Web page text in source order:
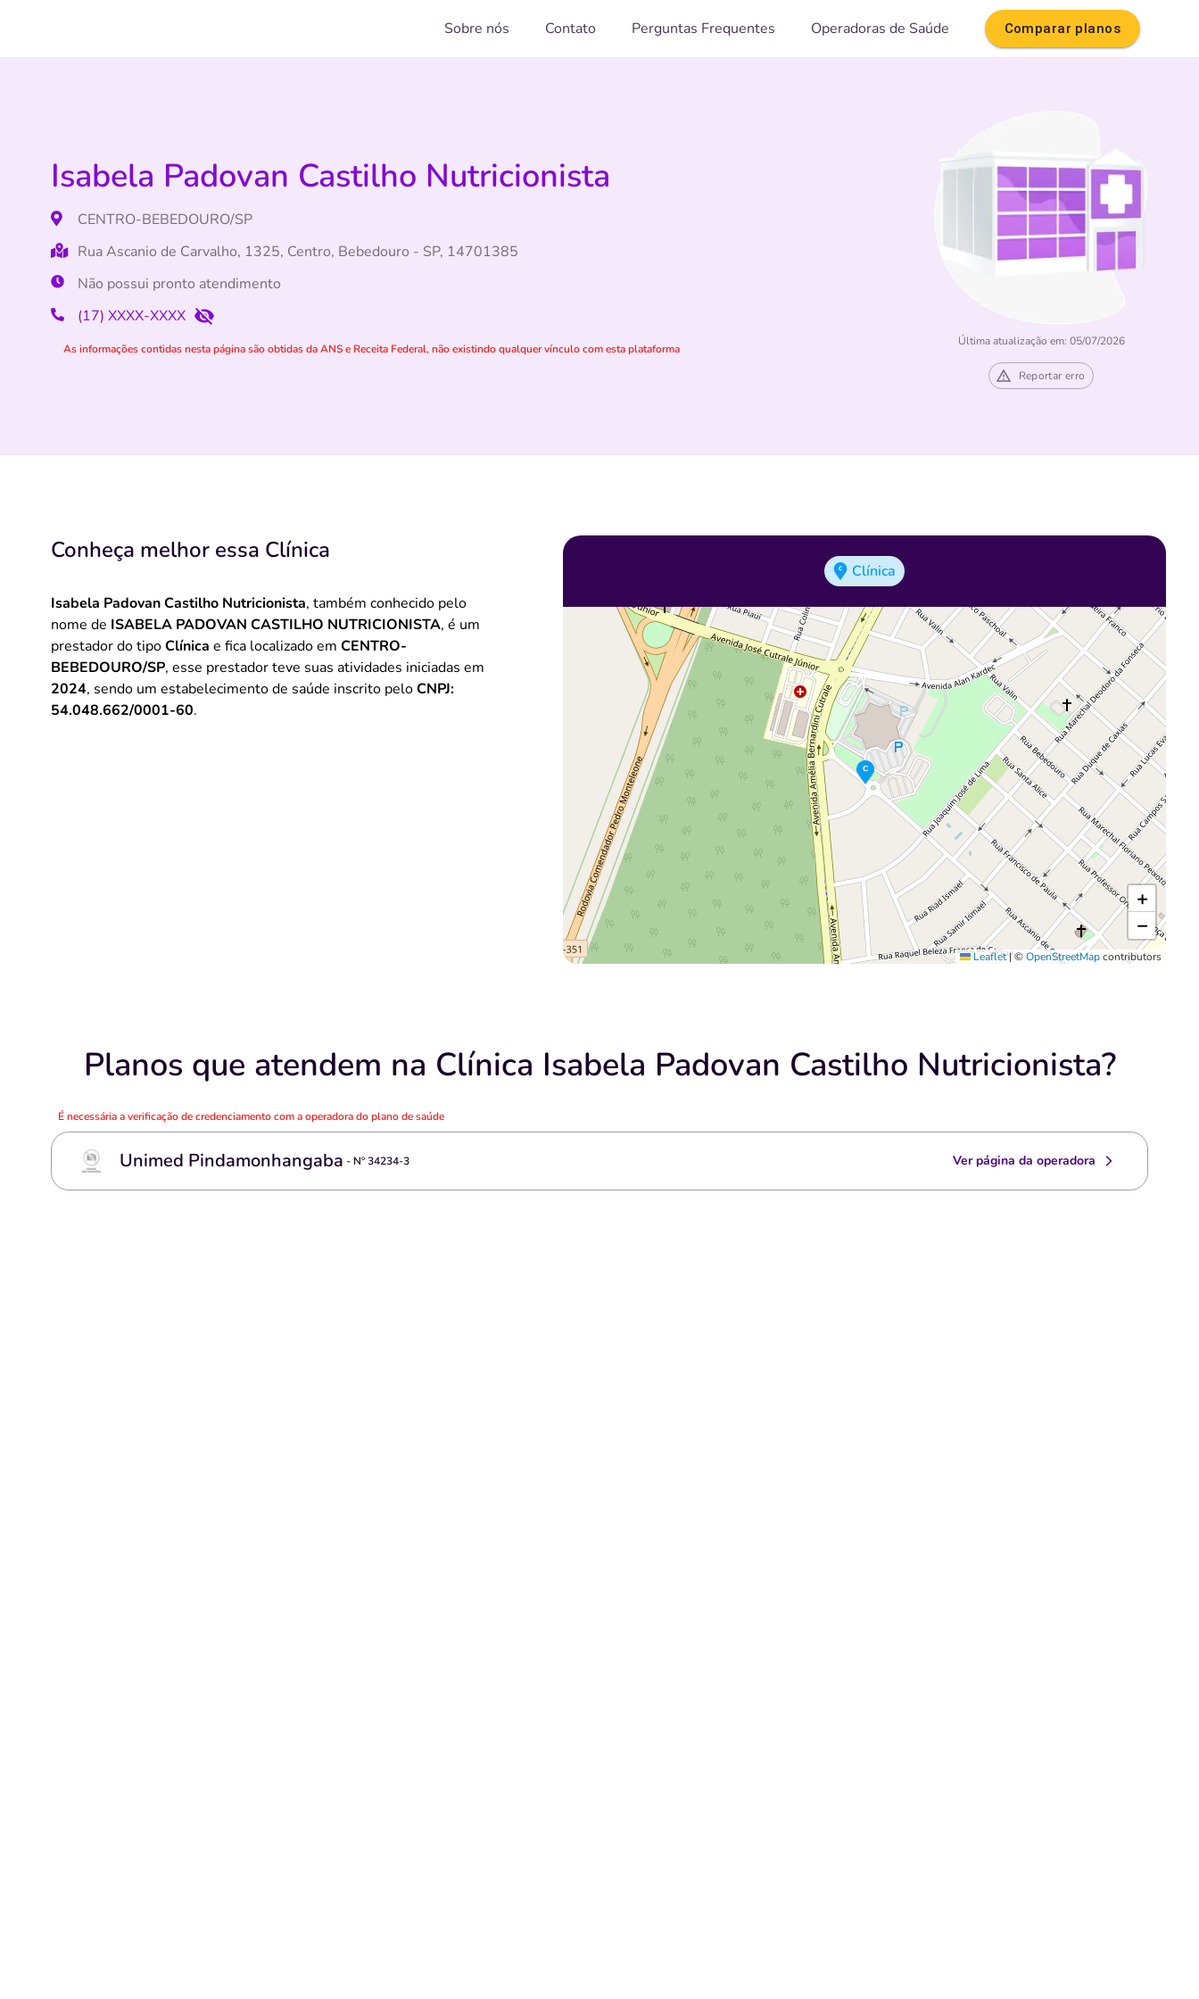
Sobre nós Contato Perguntas Frequentes Operadoras de Saúde Comparar planos
Última atualização em: 05/07/2026
Reportar erro
Isabela Padovan Castilho Nutricionista
CENTRO-BEBEDOURO/SP
Rua Ascanio de Carvalho, 1325, Centro, Bebedouro - SP, 14701385
Não possui pronto atendimento
(17) XXXX-XXXX
As informações contidas nesta página são obtidas da ANS e Receita Federal, não existindo qualquer vínculo com esta plataforma
Conheça melhor essa Clínica
Isabela Padovan Castilho Nutricionista, também conhecido pelo
nome de ISABELA PADOVAN CASTILHO NUTRICIONISTA, é um
prestador do tipoClínica e fica localizado em CENTRO-
BEBEDOURO/SP, esse prestador teve suas atividades iniciadas em
2024, sendo um estabelecimento de saúde inscrito peloCNPJ:
54.048.662/0001-60.
Clínica
+
−
Leaflet|©OpenStreetMapcontributors
Planos que atendem na Clínica Isabela Padovan Castilho Nutricionista?
É necessária a verificação de credenciamento com a operadora do plano de saúde
Unimed Pindamonhangaba - Nº34234-3 Ver página da operadora